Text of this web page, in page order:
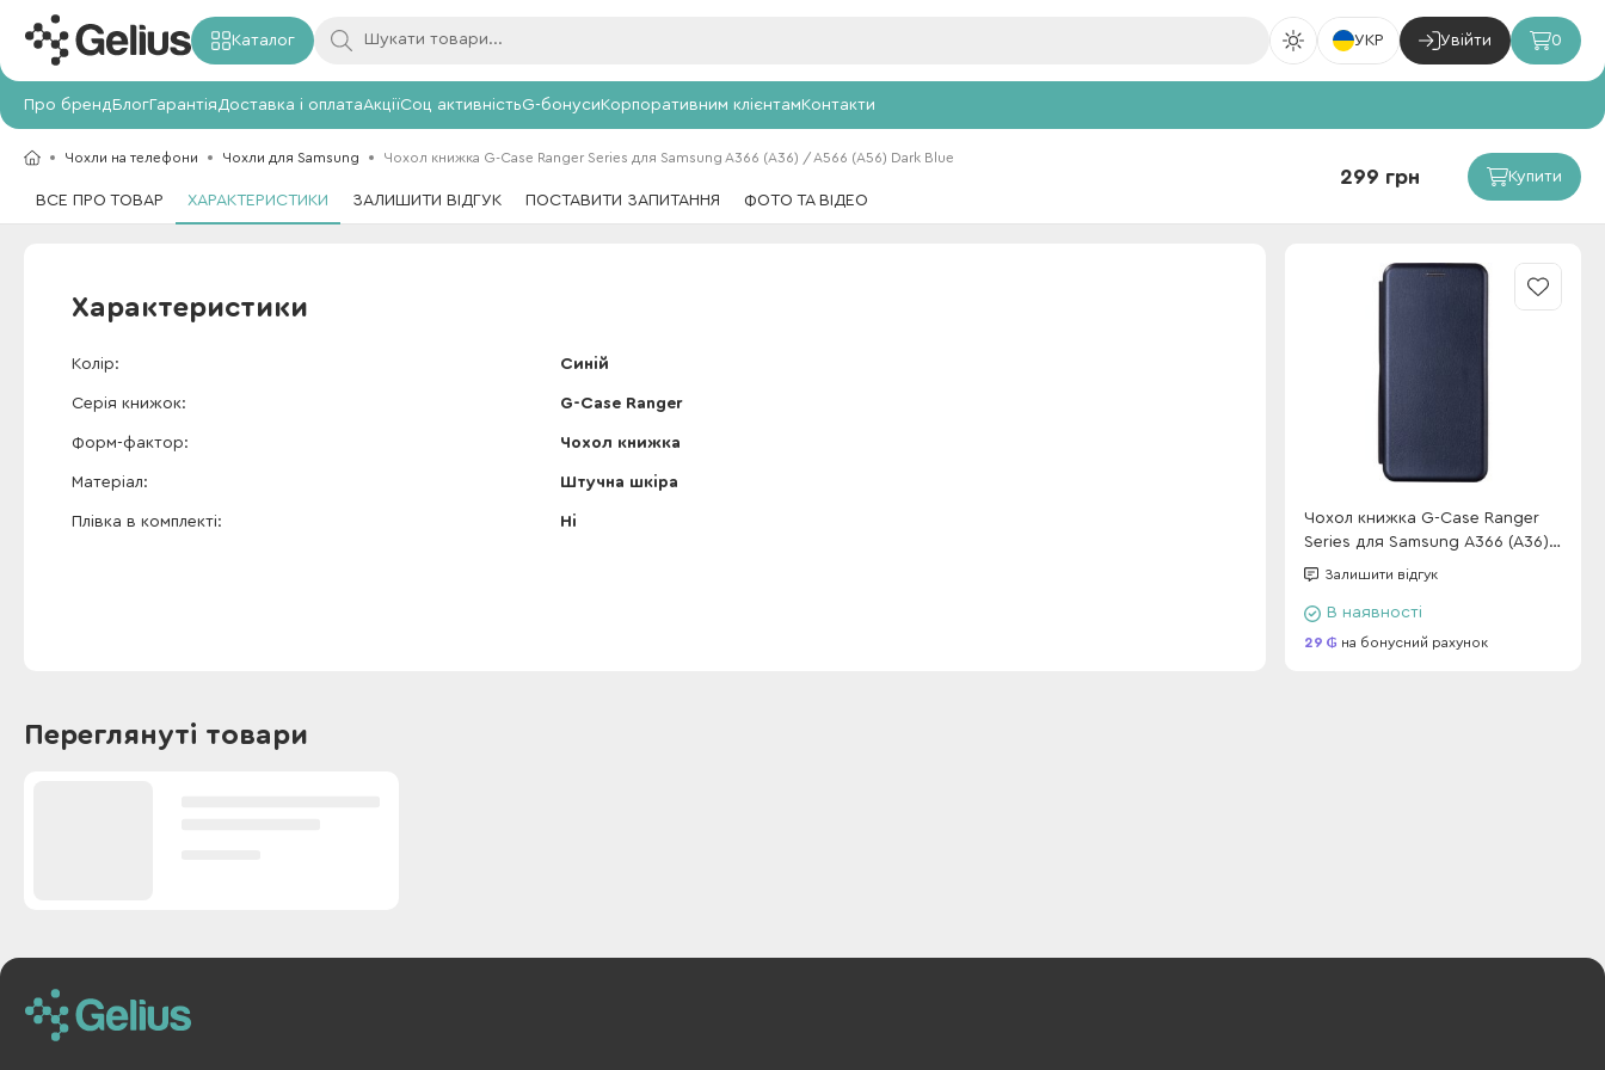
Каталог УКР Увійти 0
Про брендБлогГарантія Доставка і оплатаАкціїСоц активністьG-бонусиКорпоративним клієнтамКонтакти
Чохли на телефони Чохли для Samsung Чохол книжка G-Case Ranger Series для Samsung A366 (A36) / A566 (A56) Dark Blue
ВСЕ ПРО ТОВАР ХАРАКТЕРИСТИКИ ЗАЛИШИТИ ВІДГУК ПОСТАВИТИ ЗАПИТАННЯ ФОТО ТА ВІДЕО
299 грн Купити
Характеристики
Колір Синій
Серія книжок G-Case Ranger
Форм-фактор Чохол книжка
Матеріал Штучна шкіра
Плівка в комплекті Ні
Чохол книжка G-Case Ranger
Series для Samsung A366 (A36)
/ A566 (A56) Dark Blue
Залишити відгук
В наявності
29 на бонусний рахунок
Переглянуті товари